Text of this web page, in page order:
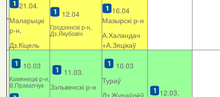
21.04.
Маларыцкі
р-н,
Дз.Кіцель
12.04
Гродзенскі р-н,
Дз.Якубовіч
16.04
Мазырскі р-н
А.Халандач
+А.Зяцікаў
10.03
Камянецкі р-н,
В.Пракапчук
11.03.
Зэльвенскі р-н
10.03
Тураў
Дз.Жураўлёў
12.03.